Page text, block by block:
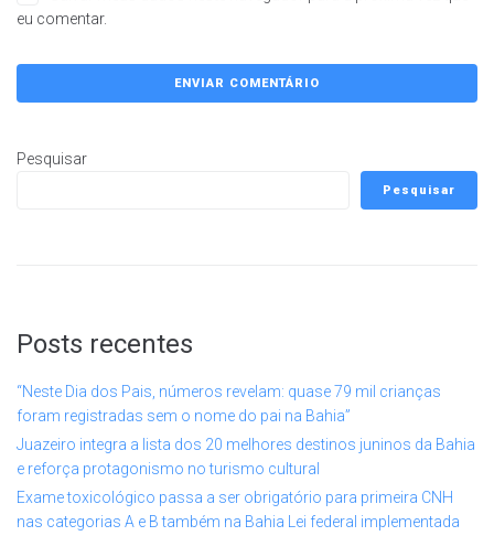
eu comentar.
Pesquisar
Pesquisar
Posts recentes
“Neste Dia dos Pais, números revelam: quase 79 mil crianças
foram registradas sem o nome do pai na Bahia”
Juazeiro integra a lista dos 20 melhores destinos juninos da Bahia
e reforça protagonismo no turismo cultural
Exame toxicológico passa a ser obrigatório para primeira CNH
nas categorias A e B também na Bahia Lei federal implementada